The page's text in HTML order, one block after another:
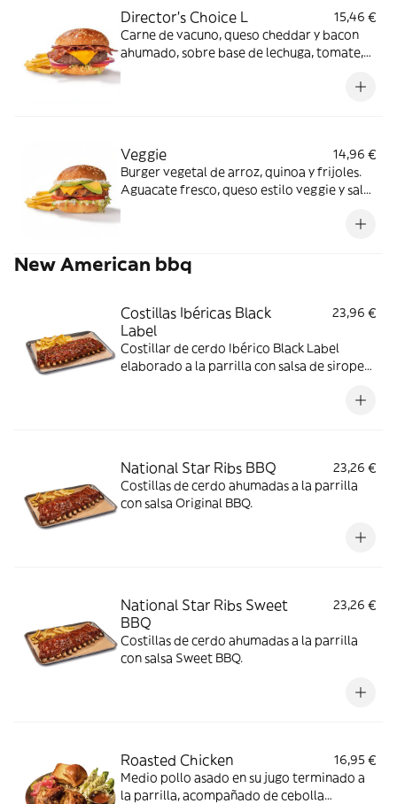
Director's Choice L
15,46 €
Carne de vacuno, queso cheddar y bacon
ahumado, sobre base de lechuga, tomate,
Veggie
14,96 €
Burger vegetal de arroz, quinoa y frijoles.
Aguacate fresco, queso estilo veggie y salsa
New American bbq
Costillas Ibéricas Black
Label
23,96 €
Costillar de cerdo Ibérico Black Label
elaborado a la parrilla con salsa de sirope
National Star Ribs BBQ
23,26 €
Costillas de cerdo ahumadas a la parrilla
con salsa Original BBQ.
National Star Ribs Sweet
BBQ
23,26 €
Costillas de cerdo ahumadas a la parrilla
con salsa Sweet BBQ.
Roasted Chicken
16,95 €
Medio pollo asado en su jugo terminado a
la parrilla, acompañado de cebolla